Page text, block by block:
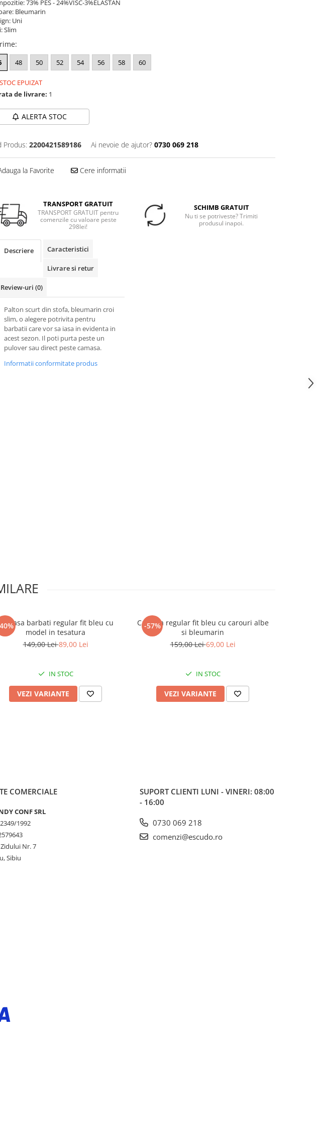
73% PES - 24%VISC-3%ELASTAN
Bleumarin
Uni
Slim
:
48 50 52 54 56 58 60
STOC EPUIZAT
de livrare: 1
ALERTA STOC
Produs: 2200421589186 Ai nevoie de ajutor? 0730 069 218
la Favorite Cere informatii
TRANSPORT GRATUIT
TRANSPORT GRATUIT pentru
comenzile cu valoare peste
298lei!
SCHIMB GRATUIT
Nu ti se potriveste? Trimiti
produsul inapoi.
Descriere Caracteristici
Livrare si retur
Review-uri (0)
Palton scurt din stofa, bleumarin croi
slim, o alegere potrivita pentru
barbatii care vor sa iasa in evidenta in
acest sezon. Il poti purta peste un
pulover sau direct peste camasa.
Informatii conformitate produs
Camasa barbati regular fit bleu cu
model in tesatura
149,00 Lei89,00 Lei
IN STOC
VEZI VARIANTE
-57%
Camasa regular fit bleu cu carouri albe
si bleumarin
159,00 Lei69,00 Lei
IN STOC
VEZI VARIANTE
COMERCIALE
CONF SRL
1992
Nr. 7
Sibiu
SUPORT CLIENTI LUNI - VINERI: 08:00
- 16:00
0730 069 218
comenzi@escudo.ro